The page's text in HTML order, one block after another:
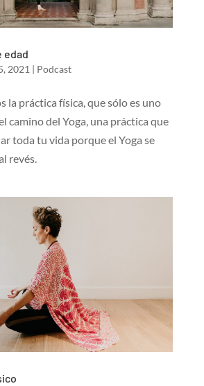
edad
2021 | Podcast
la práctica física, que sólo es uno
camino del Yoga, una práctica que
toda tu vida porque el Yoga se
revés.